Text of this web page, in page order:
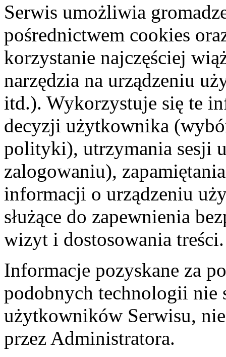
Serwis umożliwia
pośrednictwem cookies
korzystanie najczęściej
narzędzia na urządzeniu
itd.). Wykorzystuje się te
decyzji użytkownika
polityki), utrzymania sesji
zalogowaniu),
informacji o urządzeniu
służące do zapewnienia
wizyt i dostosowania treści.
Informacje pozyskane za
podobnych technologii nie
użytkowników Serwisu,
przez Administratora.